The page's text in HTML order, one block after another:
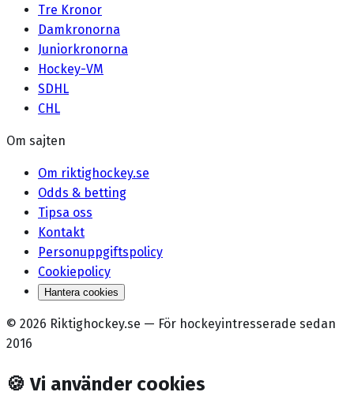
Tre Kronor
Damkronorna
Juniorkronorna
Hockey-VM
SDHL
CHL
Om sajten
Om riktighockey.se
Odds & betting
Tipsa oss
Kontakt
Personuppgiftspolicy
Cookiepolicy
Hantera cookies
© 2026 Riktighockey.se — För hockeyintresserade sedan
2016
🍪 Vi använder cookies